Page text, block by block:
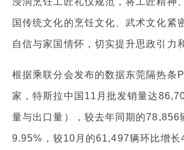
国传统文化的烹饪文化、武术文化紧
自信与家国情怀，切实提升思政引力
根据乘联分会发布的数据东莞隔热条
家，特斯拉中国11月批发销量达
量与出口量），较去年同期的78,856
9.95%，较10月的61,497辆环比增长